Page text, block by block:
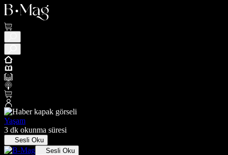
Yaşam
3 dk okunma süresi
Sesli Oku
Sesli Oku